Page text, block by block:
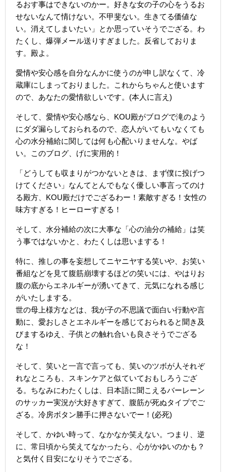
るおす事はできないのかー。好きな女の子の心をうるお
せないなんて情けない。不甲斐ない。生きてる価値な
い。消えてしまいたい」とか思っていそうでござる。わ
たくし、爆弾メール送りすぎました。反省しておりま
す。殿よ。
愛情や安心感を自分なんかに使うのが申し訳なくて、冷
蔵庫にしまっておりました。これからちゃんと使います
ので、あなたの愛情欲しいです。(本人に言え)
そして、愛情や安心感なら、KOU殿がブログで滝のよう
にダダ漏らしておられるので、恋人がいてもいなくても
心の水分補給に関しては何も心配いりませんな。やば
い。このブログ、げに実用的！
「どうしても収まりがつかないときは、まず僕に投げつ
けてください」なんてとんでもなく優しい事言ってのけ
る殿方、KOU殿だけでござるわー！素敵すぎる！女性の
味方すぎる！ヒーローすぎる！
そして、水分補給の次に大事な「心の油分の補給」は笑
う事ではないかと、わたくしは思いまする！
特に、推しの事を妄想してニヤニヤする笑いや、お笑い
番組などを見て腹筋崩壊するほどの笑いには、やはりお
腹の底からエネルギーが湧いてきて、元気になれる感じ
がいたしまする。
世の母上様方などは、我が子の不思議で面白い行動や言
動に、愛おしさとエネルギーを感じておられると聞き及
びまするゆえ、子供との触れ合いも良さそうでござる
な！
そして、笑いと一言で言っても、笑いのツボが人それぞ
れなところも、スキンケアと似ていておもしろうござ
る。ちなみにわたくしは、日本語に聞こえるバーレーン
のサッカー実況が大好きすぎて、腹筋が死ぬタイプでご
ざる。冷房ボタン勝手に押さないでー！(必死)
そして、かゆい時って、なかなか笑えない。つまり、逆
に、常日頃から笑えてなかったら、心がかゆいのかも？
と気付く目安になりそうでござる。